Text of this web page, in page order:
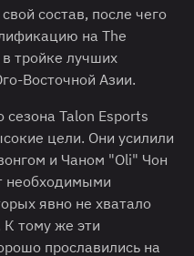
состав, после чего
на The
тройке лучших
Восточной Азии.
Talon Esports
цели. Они усилили
и Чаном "Oli" Чон
необходимыми
явно не хватало
тому же эти
прославились на